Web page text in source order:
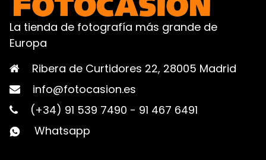
La tienda de fotografía más grande de
Europa
Ribera de Curtidores 22, 28005 Madrid
info@fotocasion.es
(+34) 91 539 7490 - 91 467 6491
Whatsapp